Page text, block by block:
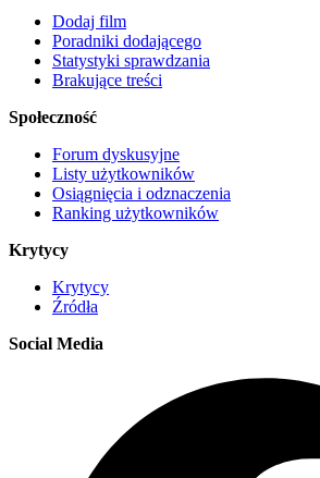
Dodaj film
Poradniki dodającego
Statystyki sprawdzania
Brakujące treści
Społeczność
Forum dyskusyjne
Listy użytkowników
Osiągnięcia i odznaczenia
Ranking użytkowników
Krytycy
Krytycy
Źródła
Social Media